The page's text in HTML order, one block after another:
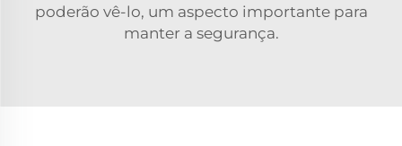
poderão vê-lo, um aspecto importante para
manter a segurança.